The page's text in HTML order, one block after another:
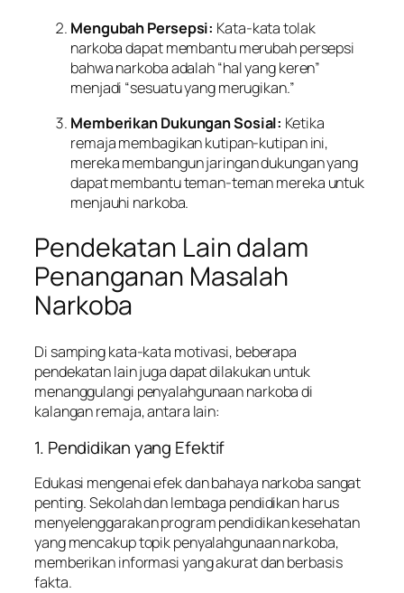
Mengubah Persepsi: Kata-kata tolak
narkoba dapat membantu merubah persepsi
bahwa narkoba adalah “hal yang keren”
menjadi “sesuatu yang merugikan.”
Memberikan Dukungan Sosial: Ketika
remaja membagikan kutipan-kutipan ini,
mereka membangun jaringan dukungan yang
dapat membantu teman-teman mereka untuk
menjauhi narkoba.
Pendekatan Lain dalam
Penanganan Masalah
Narkoba
Di samping kata-kata motivasi, beberapa
pendekatan lain juga dapat dilakukan untuk
menanggulangi penyalahgunaan narkoba di
kalangan remaja, antara lain:
1. Pendidikan yang Efektif
Edukasi mengenai efek dan bahaya narkoba sangat
penting. Sekolah dan lembaga pendidikan harus
menyelenggarakan program pendidikan kesehatan
yang mencakup topik penyalahgunaan narkoba,
memberikan informasi yang akurat dan berbasis
fakta.